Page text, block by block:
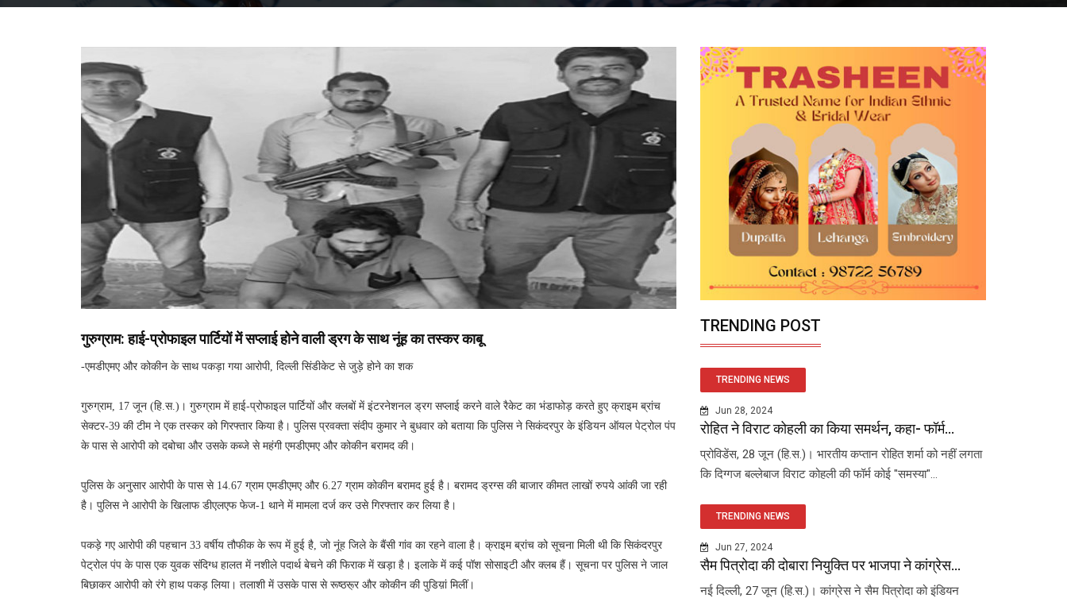
गुरुग्राम: हाई-प्रोफाइल पार्टियों में सप्लाई होने वाली ड्रग के साथ नूंह का तस्कर काबू
-एमडीएमए और कोकीन के साथ पकड़ा गया आरोपी, दिल्ली सिंडीकेट से जुड़े होने का शक
गुरुग्राम, 17 जून (हि.स.)। गुरुग्राम में हाई-प्रोफाइल पार्टियों और क्लबों में इंटरनेशनल ड्रग सप्लाई करने वाले रैकेट का भंडाफोड़ करते हुए क्राइम ब्रांच
सेक्टर-39 की टीम ने एक तस्कर को गिरफ्तार किया है। पुलिस प्रवक्ता संदीप कुमार ने बुधवार को बताया कि पुलिस ने सिकंदरपुर के इंडियन ऑयल पेट्रोल पंप
के पास से आरोपी को दबोचा और उसके कब्जे से महंगी एमडीएमए और कोकीन बरामद की।
पुलिस के अनुसार आरोपी के पास से 14.67 ग्राम एमडीएमए और 6.27 ग्राम कोकीन बरामद हुई है। बरामद ड्रग्स की बाजार कीमत लाखों रुपये आंकी जा रही
है। पुलिस ने आरोपी के खिलाफ डीएलएफ फेज-1 थाने में मामला दर्ज कर उसे गिरफ्तार कर लिया है।
पकड़े गए आरोपी की पहचान 33 वर्षीय तौफीक के रूप में हुई है, जो नूंह जिले के बैंसी गांव का रहने वाला है। क्राइम ब्रांच को सूचना मिली थी कि सिकंदरपुर
पेट्रोल पंप के पास एक युवक संदिग्ध हालत में नशीले पदार्थ बेचने की फिराक में खड़ा है। इलाके में कई पॉश सोसाइटी और क्लब हैं। सूचना पर पुलिस ने जाल
बिछाकर आरोपी को रंगे हाथ पकड़ लिया। तलाशी में उसके पास से रूष्ठरू्र और कोकीन की पुडिय़ां मिलीं।
TRENDING POST
TRENDING NEWS
Jun 28, 2024
रोहित ने विराट कोहली का किया समर्थन, कहा- फॉर्म...
प्रोविडेंस, 28 जून (हि.स.)। भारतीय कप्तान रोहित शर्मा को नहीं लगता
कि दिग्गज बल्लेबाज विराट कोहली की फॉर्म कोई "समस्या"...
TRENDING NEWS
Jun 27, 2024
सैम पित्रोदा की दोबारा नियुक्ति पर भाजपा ने कांग्रेस...
नई दिल्ली, 27 जून (हि.स.)। कांग्रेस ने सैम पित्रोदा को इंडियन